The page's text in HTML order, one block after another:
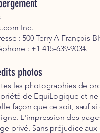
Inc.
: 500 Terry A François
: +1 415-639-9034.
photos
les photographies de
de EquiLogique et
façon que ce soit, sauf
L'impression des
privé. Sans préjudice